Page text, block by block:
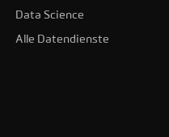
Data Science
Alle Datendienste